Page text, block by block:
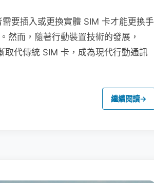
要插入或更換實體 SIM 卡才能更換手
然而，隨著行動裝置技術的發展，
代傳統 SIM 卡，成為現代行動通訊
繼續閱讀→